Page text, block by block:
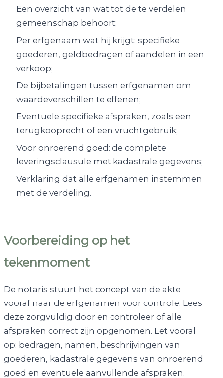
Een overzicht van wat tot de te verdelen
gemeenschap behoort;
Per erfgenaam wat hij krijgt: specifieke
goederen, geldbedragen of aandelen in een
verkoop;
De bijbetalingen tussen erfgenamen om
waardeverschillen te effenen;
Eventuele specifieke afspraken, zoals een
terugkooprecht of een vruchtgebruik;
Voor onroerend goed: de complete
leveringsclausule met kadastrale gegevens;
Verklaring dat alle erfgenamen instemmen
met de verdeling.
Voorbereiding op het
tekenmoment
De notaris stuurt het concept van de akte
vooraf naar de erfgenamen voor controle. Lees
deze zorgvuldig door en controleer of alle
afspraken correct zijn opgenomen. Let vooral
op: bedragen, namen, beschrijvingen van
goederen, kadastrale gegevens van onroerend
goed en eventuele aanvullende afspraken.